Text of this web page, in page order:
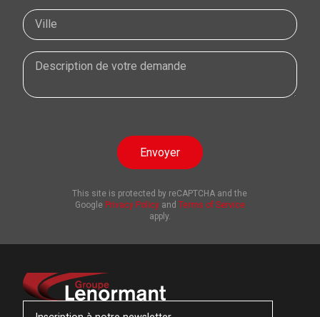
Envoyer
This site is protected by reCAPTCHA and the
Google Privacy Policyand Terms of Service
apply.